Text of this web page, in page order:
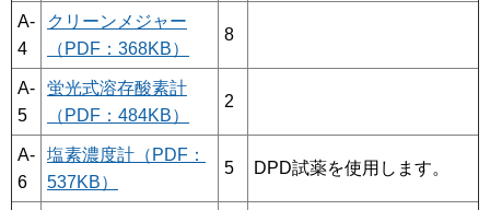
A-
4
クリーンメジャー
（PDF：368KB）
8
A-
5
蛍光式溶存酸素計
（PDF：484KB）
2
A-
6
塩素濃度計（PDF：
537KB）
5 DPD試薬を使用します。